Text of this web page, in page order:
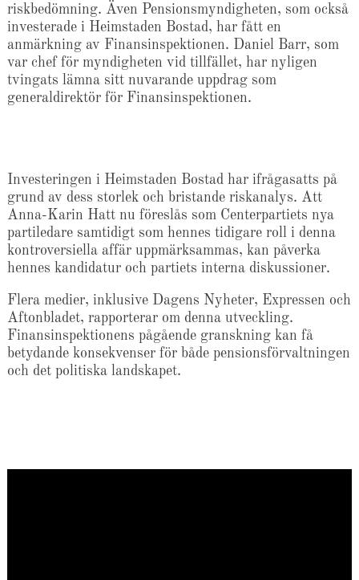
riskbedömning. Även Pensionsmyndigheten, som också
investerade i Heimstaden Bostad, har fått en
anmärkning av Finansinspektionen. Daniel Barr, som
var chef för myndigheten vid tillfället, har nyligen
tvingats lämna sitt nuvarande uppdrag som
generaldirektör för Finansinspektionen.​
Investeringen i Heimstaden Bostad har ifrågasatts på
grund av dess storlek och bristande riskanalys. Att
Anna-Karin Hatt nu föreslås som Centerpartiets nya
partiledare samtidigt som hennes tidigare roll i denna
kontroversiella affär uppmärksammas, kan påverka
hennes kandidatur och partiets interna diskussioner.​
Flera medier, inklusive Dagens Nyheter, Expressen och
Aftonbladet, rapporterar om denna utveckling.
Finansinspektionens pågående granskning kan få
betydande konsekvenser för både pensionsförvaltningen
och det politiska landskapet.​